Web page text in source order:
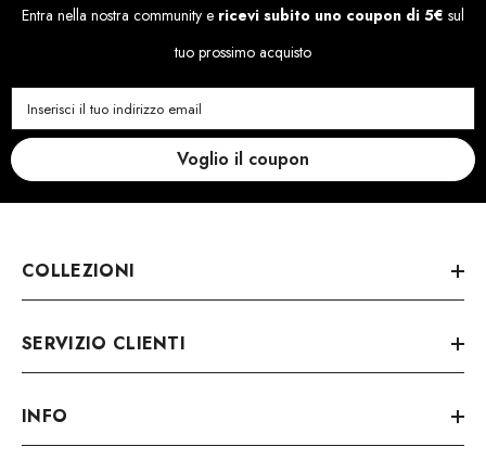
Entra nella nostra community e ricevi subito uno coupon di 5€ sul
tuo prossimo acquisto
Inserisci il tuo indirizzo email
Voglio il coupon
COLLEZIONI
SERVIZIO CLIENTI
INFO